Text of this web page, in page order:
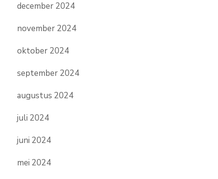
december 2024
november 2024
oktober 2024
september 2024
augustus 2024
juli 2024
juni 2024
mei 2024